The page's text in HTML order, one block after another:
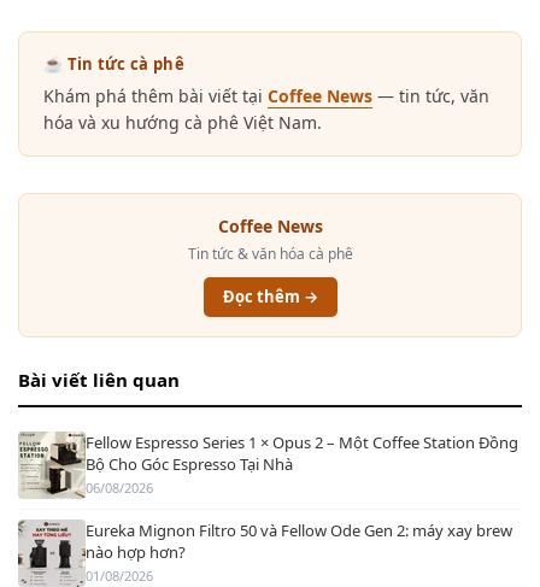
☕ Tin tức cà phê
Khám phá thêm bài viết tại Coffee News — tin tức, văn
hóa và xu hướng cà phê Việt Nam.
Coffee News
Tin tức & văn hóa cà phê
Đọc thêm →
Bài viết liên quan
Fellow Espresso Series 1 × Opus 2 – Một Coffee Station Đồng
Bộ Cho Góc Espresso Tại Nhà
06/08/2026
Eureka Mignon Filtro 50 và Fellow Ode Gen 2: máy xay brew
nào hợp hơn?
01/08/2026